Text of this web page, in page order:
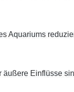
Aquariums
Einflüsse